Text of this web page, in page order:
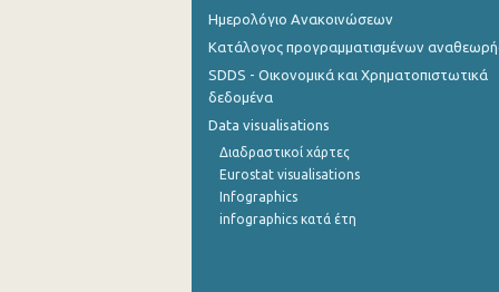
4o Τρίμηνο 2015
3o Τρίμηνο 2015
2o Τρίμηνο 2015
4o Τρίμηνο 2014
3o Τρίμηνο 2014
Ημερολόγιο Ανακοινώσεων
Κατάλογος προγραμματισμένων
SDDS - Οικονομικά και Χρηματοπιστωτικά
δεδομένα
Data visualisations
Διαδραστικοί χάρτες
Eurostat visualisations
Infographics
infographics κατά έτη